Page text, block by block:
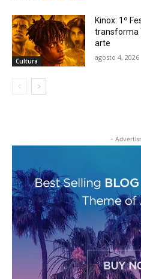
Cultura
Kinox: 1º
transforma
arte
agosto 4, 2026
-